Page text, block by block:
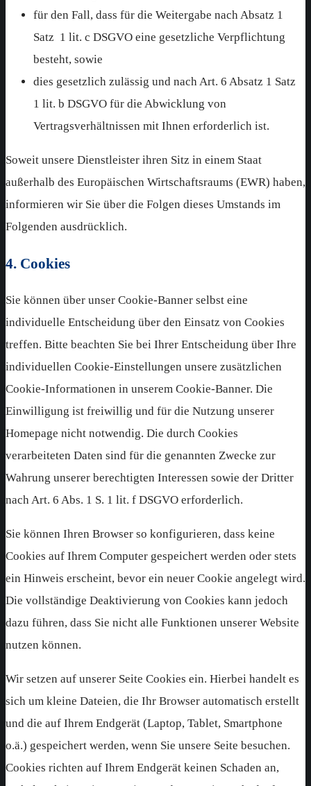
für den Fall, dass für die Weitergabe nach Absatz 1
Satz 1 lit. c DSGVO eine gesetzliche Verpflichtung
besteht, sowie
dies gesetzlich zulässig und nach Art. 6 Absatz 1 Satz
1 lit. b DSGVO für die Abwicklung von
Vertragsverhältnissen mit Ihnen erforderlich ist.
Soweit unsere Dienstleister ihren Sitz in einem Staat
außerhalb des Europäischen Wirtschaftsraums (EWR) haben,
informieren wir Sie über die Folgen dieses Umstands im
Folgenden ausdrücklich.
4. Cookies
Sie können über unser Cookie-Banner selbst eine
individuelle Entscheidung über den Einsatz von Cookies
treffen. Bitte beachten Sie bei Ihrer Entscheidung über Ihre
individuellen Cookie-Einstellungen unsere zusätzlichen
Cookie-Informationen in unserem Cookie-Banner. Die
Einwilligung ist freiwillig und für die Nutzung unserer
Homepage nicht notwendig. Die durch Cookies
verarbeiteten Daten sind für die genannten Zwecke zur
Wahrung unserer berechtigten Interessen sowie der Dritter
nach Art. 6 Abs. 1 S. 1 lit. f DSGVO erforderlich.
Sie können Ihren Browser so konfigurieren, dass keine
Cookies auf Ihrem Computer gespeichert werden oder stets
ein Hinweis erscheint, bevor ein neuer Cookie angelegt wird.
Die vollständige Deaktivierung von Cookies kann jedoch
dazu führen, dass Sie nicht alle Funktionen unserer Website
nutzen können.
Wir setzen auf unserer Seite Cookies ein. Hierbei handelt es
sich um kleine Dateien, die Ihr Browser automatisch erstellt
und die auf Ihrem Endgerät (Laptop, Tablet, Smartphone
o.ä.) gespeichert werden, wenn Sie unsere Seite besuchen.
Cookies richten auf Ihrem Endgerät keinen Schaden an,